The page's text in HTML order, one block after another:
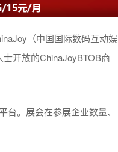
（中国国际数码互动娱
开放的ChinaJoyBTOB商
。展会在参展企业数量、